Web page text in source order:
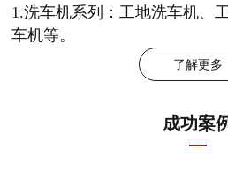
1.洗车机系列：工地洗车机、
车机等。
了解更多
成功案